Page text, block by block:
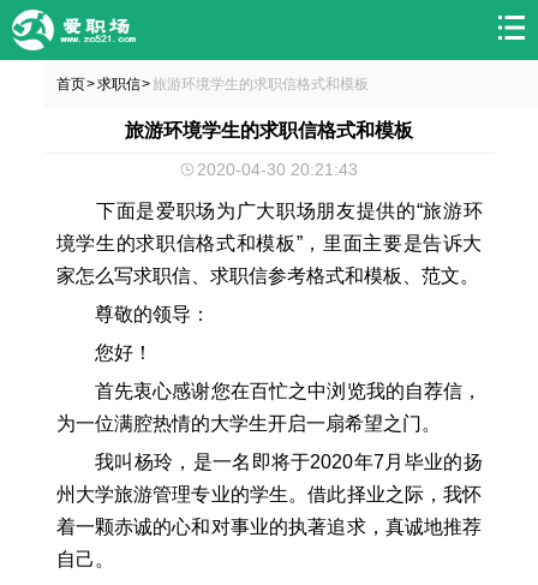
首页>求职信>旅游环境学生的求职信格式和模板
旅游环境学生的求职信格式和模板
2020-04-30 20:21:43
下面是爱职场为广大职场朋友提供的“旅游环
境学生的求职信格式和模板”，里面主要是告诉大
家怎么写求职信、求职信参考格式和模板、范文。
尊敬的领导：
您好！
首先衷心感谢您在百忙之中浏览我的自荐信，
为一位满腔热情的大学生开启一扇希望之门。
我叫杨玲，是一名即将于2020年7月毕业的扬
州大学旅游管理专业的学生。借此择业之际，我怀
着一颗赤诚的心和对事业的执著追求，真诚地推荐
自己。